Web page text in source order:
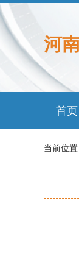
河
首页
当前位置